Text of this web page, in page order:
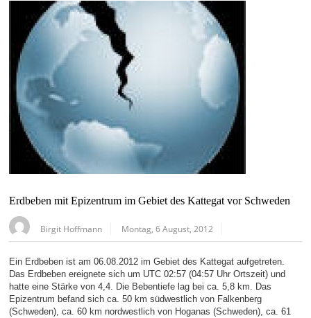
Erdbeben mit Epizentrum im Gebiet des Kattegat vor Schweden
Birgit Hoffmann Montag, 6 August, 2012
Ein Erdbeben ist am 06.08.2012 im Gebiet des Kattegat aufgetreten.
Das Erdbeben ereignete sich um UTC 02:57 (04:57 Uhr Ortszeit) und
hatte eine Stärke von 4,4. Die Bebentiefe lag bei ca. 5,8 km. Das
Epizentrum befand sich ca. 50 km südwestlich von Falkenberg
(Schweden), ca. 60 km nordwestlich von Hoganas (Schweden), ca. 61